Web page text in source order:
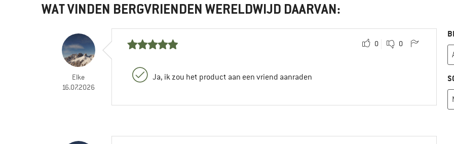
WAT VINDEN BERGVRIENDEN WERELDWIJD DAARVAN:
Elke
16.07.2026
0 0
Ja, ik zou het product aan een vriend aanraden